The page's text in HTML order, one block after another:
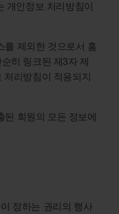
개인정보 처리방침이
를 제외한 것으로서 홈
히 링크된 제3자 제
리방침이 적용되지
회원의 모든 정보에
정하는 권리의 행사